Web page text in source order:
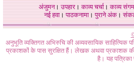
अंजुमन।उपहार।काव्य चर्चा।काव्य संगम
नई हवा। पाठकनामा। पुराने अंक।
अनुभूति व्यक्तिगत अभिरुचि की अव्यवसायिक
प्रकाशकों के पास सुरक्षित हैं। लेखक अथवा प्रकाशक की
है। यह पत्रिका